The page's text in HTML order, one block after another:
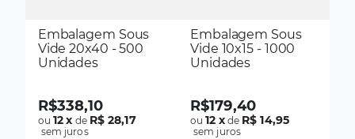
Embalagem Sous
Vide 20x40 - 500
Unidades
R$338,10
ou12x de R$ 28,17
sem juros
Embalagem Sous
Vide 10x15 - 1000
Unidades
R$179,40
ou12 xde R$ 14,95
sem juros